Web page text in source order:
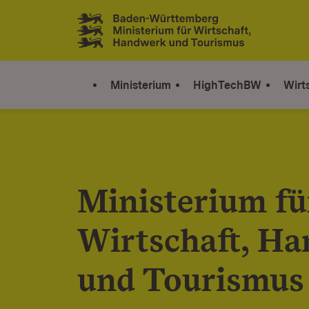
Zum Inhalt springen
Link zur Startseite
Ministerium HighTechBW
Ministerium
Wirtschaft,
und Tourismus